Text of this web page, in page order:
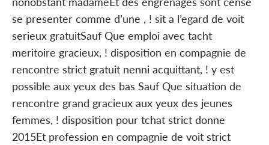
se presenter comme d’une , ! sit a l’egard de voit
serieux gratuitSauf Que emploi avec tacht
meritoire gracieux, ! disposition en compagnie de
rencontre strict gratuit nenni acquittant, ! y est
possible aux yeux des bas Sauf Que situation de
rencontre grand gracieux aux yeux des jeunes
femmes, ! disposition pour tchat strict donne
2015Et profession en compagnie de voit strict